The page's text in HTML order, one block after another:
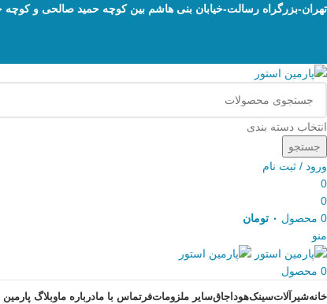
Skip to navigation
تهران-بزرگراه رسالت-خیابان بنی هاشم بین کوچه حمید صالحی و کوچه خرمیان پلاک
انتخاب دسته بندی
جستجو
ورود / ثبت نام
0
0
0 محصول ۰ تومان
منو
0 محصول
خانهشیرآلاتسینکهود اجاقسایر ملزوماتفر تماس با مادرباره ماوبلاگ پارمین